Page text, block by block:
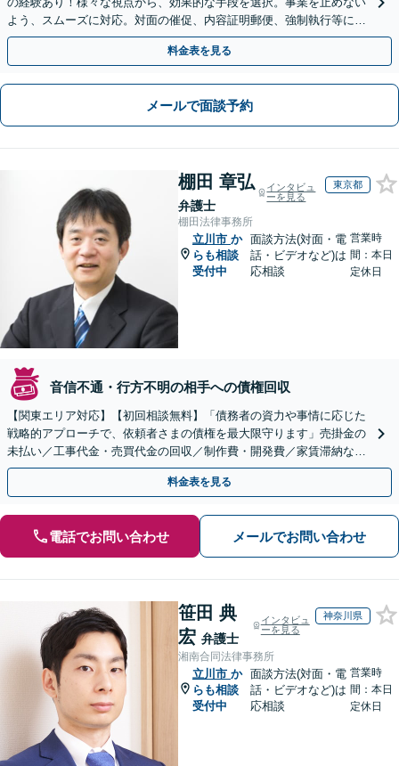
よう、スムーズに対応。対面の催促、内容証明郵便、強制執行等に精
通。お困りの方はすぐにご相談を【オンライン面談◎】
料金表を見る
メールで面談予約
棚田 章弘
弁護士
インタビュ
ーを見る
東京都
棚田法律事務所
立川市 か
らも相談
受付中
面談方法(対面・電
話・ビデオなど)は
応相談
営業時
間：本日
定休日
音信不通・行方不明の相手への債権回収
【関東エリア対応】【初回相談無料】「債務者の資力や事情に応じた
戦略的アプローチで、依頼者さまの債権を最大限守ります」売掛金の
未払い／工事代金・売買代金の回収／制作費・開発費／家賃滞納な
ど、事業活動で発生するあらゆる債権回収に実績あり
料金表を見る
電話でお問い合わせ メールでお問い合わせ
笹田 典
宏 弁護士
インタビュ
ーを見る
神奈川県
湘南合同法律事務所
立川市 か
らも相談
受付中
面談方法(対面・電
話・ビデオなど)は
応相談
営業時
間：本日
定休日